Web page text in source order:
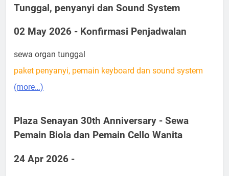
Tunggal, penyanyi dan Sound System
02 May 2026 - Konfirmasi Penjadwalan
sewa organ tunggal
paket penyanyi, pemain keyboard dan sound system
(more…)
Plaza Senayan 30th Anniversary - Sewa
Pemain Biola dan Pemain Cello Wanita
24 Apr 2026 -